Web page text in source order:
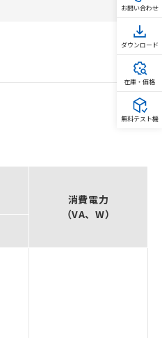
消費電力
（VA、W）
お問い合わせ
ダウンロード
在庫・価格
無料テスト機